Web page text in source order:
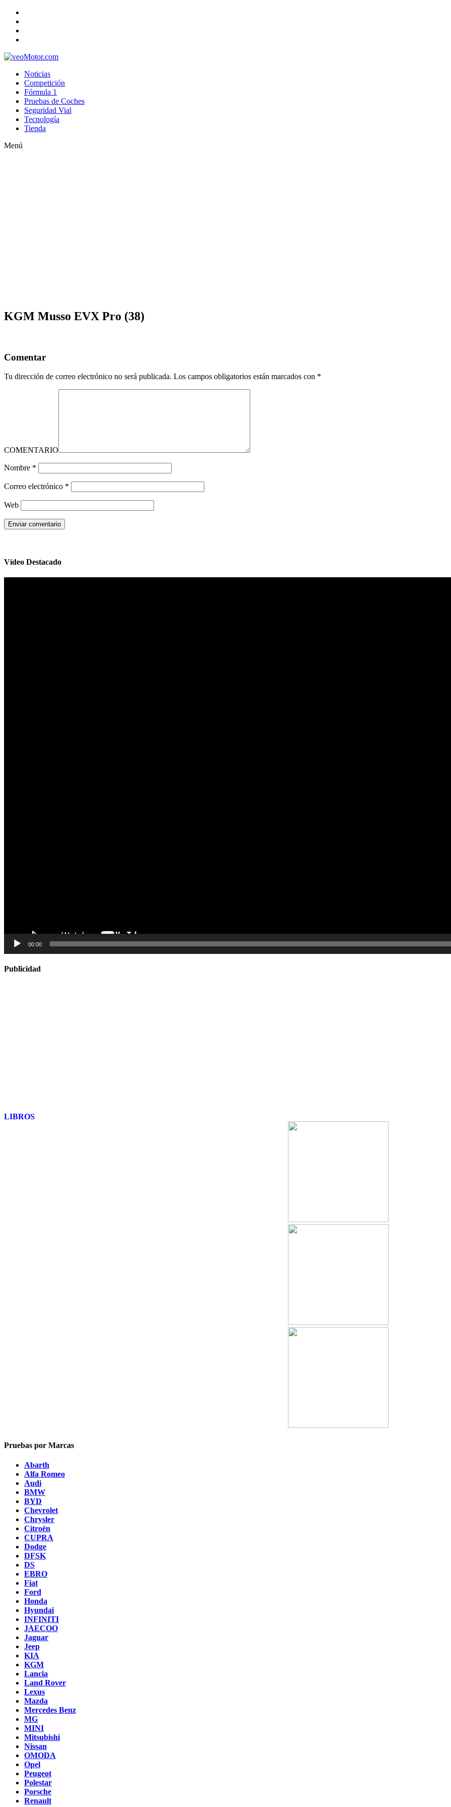
Noticias
Competición
Fórmula 1
Pruebas de Coches
Seguridad Vial
Tecnología
Tienda
Menú
KGM Musso EVX Pro (38)
Comentar
Tu dirección de correo electrónico no será publicada. Los campos obligatorios están marcados con *
COMENTARIO
Nombre *
Correo electrónico *
Web
Vídeo Destacado
00:00
Publicidad
LIBROS
Pruebas por Marcas
Abarth
Alfa Romeo
Audi
BMW
BYD
Chevrolet
Chrysler
Citroën
CUPRA
Dodge
DFSK
DS
EBRO
Fiat
Ford
Honda
Hyundai
INFINITI
JAECOO
Jaguar
Jeep
KIA
KGM
Lancia
Land Rover
Lexus
Mazda
Mercedes Benz
MG
MINI
Mitsubishi
Nissan
OMODA
Opel
Peugeot
Polestar
Porsche
Renault